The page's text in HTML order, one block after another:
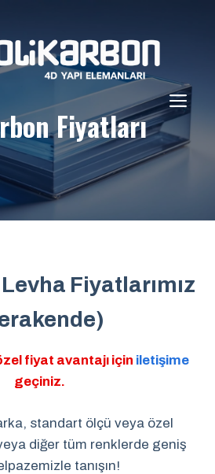
Fiyatları
Fiyatlarımız
fiyat avantajı için iletişime
geçiniz.
standart ölçü veya özel
diğer tüm renklerde geniş
tanışın!